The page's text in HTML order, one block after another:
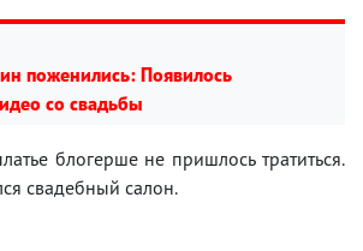
поженились: Появилось
со свадьбы
блогерше не пришлось тратиться.
свадебный салон.